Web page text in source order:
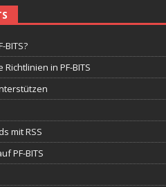
BITS?
Richtlinien in PF-BITS
mit RSS
PF-BITS